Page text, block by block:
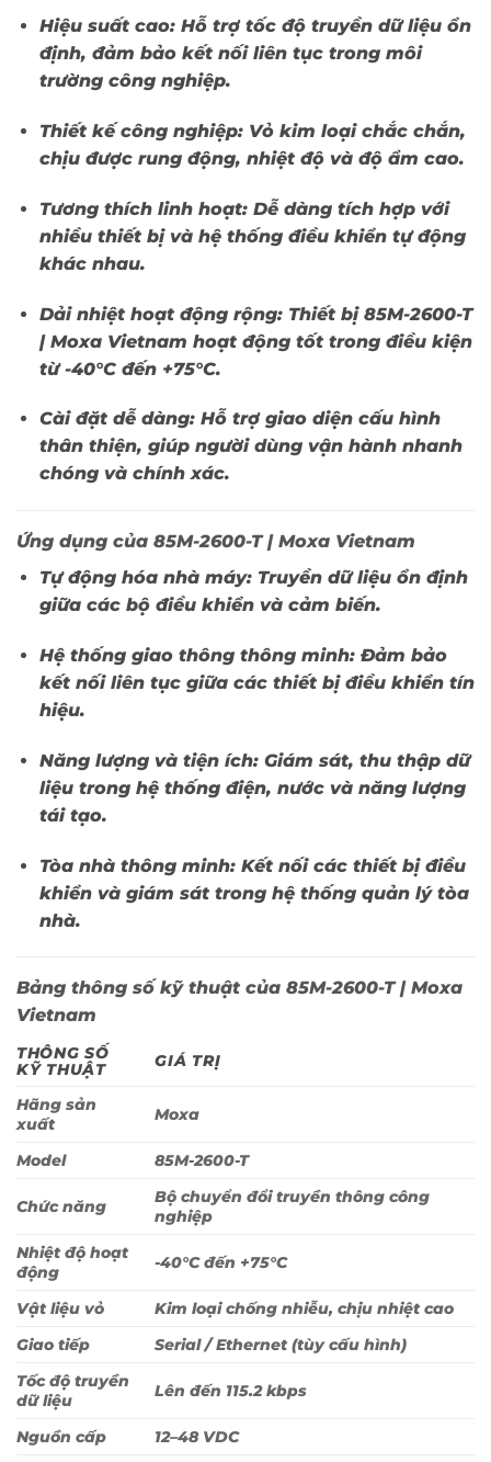
Hiệu suất cao:Hỗ trợ tốc độ truyền dữ liệu ổn
định, đảm bảo kết nối liên tục trong môi
trường công nghiệp.
Thiết kế công nghiệp:Vỏ kim loại chắc chắn,
chịu được rung động, nhiệt độ và độ ẩm cao.
Tương thích linh hoạt:Dễ dàng tích hợp với
nhiều thiết bị và hệ thống điều khiển tự động
khác nhau.
Dải nhiệt hoạt động rộng:Thiết bị 85M-2600-T
| Moxa Vietnam hoạt động tốt trong điều kiện
từ -40°C đến +75°C.
Cài đặt dễ dàng:Hỗ trợ giao diện cấu hình
thân thiện, giúp người dùng vận hành nhanh
chóng và chính xác.
Ứng dụng của 85M-2600-T | Moxa Vietnam
Tự động hóa nhà máy:Truyền dữ liệu ổn định
giữa các bộ điều khiển và cảm biến.
Hệ thống giao thông thông minh:Đảm bảo
kết nối liên tục giữa các thiết bị điều khiển tín
hiệu.
Năng lượng và tiện ích:Giám sát, thu thập dữ
liệu trong hệ thống điện, nước và năng lượng
tái tạo.
Tòa nhà thông minh:Kết nối các thiết bị điều
khiển và giám sát trong hệ thống quản lý tòa
nhà.
Bảng thông số kỹ thuật của 85M-2600-T | Moxa
Vietnam
THÔNG SỐ
KỸ THUẬT
GIÁ TRỊ
Hãng sản
xuất
Moxa
Model 85M-2600-T
Chức năng
Bộ chuyển đổi truyền thông công
nghiệp
Nhiệt độ hoạt
động
-40°C đến +75°C
Vật liệu vỏ
Kim loại chống nhiễu, chịu nhiệt cao
Giao tiếp
Serial / Ethernet (tùy cấu hình)
Tốc độ truyền
dữ liệu
Lên đến 115.2 kbps
Nguồn cấp
12–48 VDC